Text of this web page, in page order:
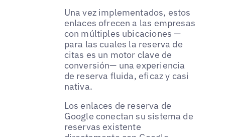
Una vez implementados, estos
enlaces ofrecen a las empresas
con múltiples ubicaciones —
para las cuales la reserva de
citas es un motor clave de
conversión— una experiencia
de reserva fluida, eficaz y casi
nativa.
Los enlaces de reserva de
Google conectan su sistema de
reservas existente